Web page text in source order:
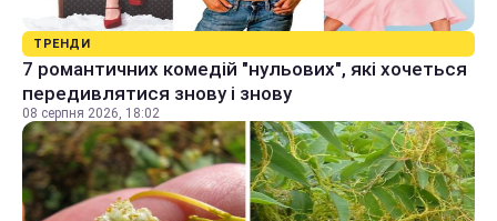
ТРЕНДИ
7 романтичних комедій "нульових", які хочеться
передивлятися знову і знову
08 серпня 2026, 18:02